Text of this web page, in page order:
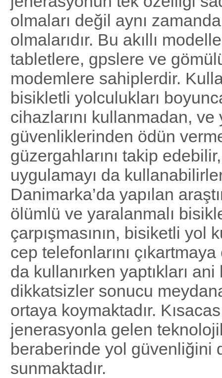
olmaları değil aynı
olmalarıdır. Bu akıllı
tabletlere, gpslere ve
modemlere sahiplerdir.
bisikletli yolculukları
cihazlarını kullanmadan, ve
güvenliklerinden ödün
güzergahlarını takip
uygulamayı da
Danimarka’da yapılan
ölümlü ve yaralanmalı
çarpışmasının, bisiketli yol
cep telefonlarını çıkartmaya
da kullanırken yaptıkları
dikkatsizler sonucu
ortaya koymaktadır.
jenerasyonla gelen
beraberinde yol güvenliğini
sunmaktadır.